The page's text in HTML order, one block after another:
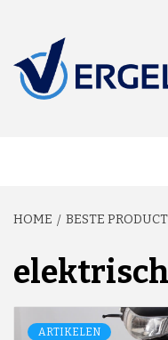
content
HOME BESTE
ARTIKELEN